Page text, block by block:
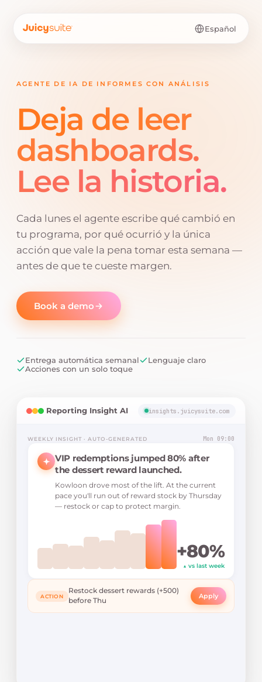
Español
AGENTE DE IA DE INFORMES CON ANÁLISIS
Deja de leer
dashboards.
Lee la historia.
Cada lunes el agente escribe qué cambió en
tu programa, por qué ocurrió y la única
acción que vale la pena tomar esta semana —
antes de que te cueste margen.
Book a demo
Entrega automática semanal
Lenguaje claro
Acciones con un solo toque
Reporting Insight AI insights.juicysuite.com
WEEKLY INSIGHT · AUTO-GENERATED Mon 09:00
VIP redemptions jumped 80% after
the dessert reward launched.
Kowloon drove most of the lift. At the current
pace you'll run out of reward stock by Thursday
— restock or cap to protect margin.
+80%
▲ vs last week
ACTION
Restock dessert rewards (+500)
before Thu
Apply